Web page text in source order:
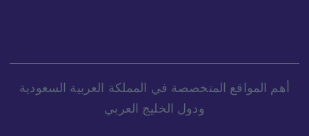
أهم المواقع المتخصصة في المملكة العربية السعودية
ودول الخليج العربي